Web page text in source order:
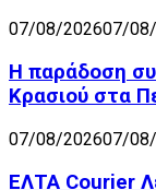
07/08/202607/
Η παράδοση
Κρασιού στα
07/08/202607/
ΕΛΤΑ Courier